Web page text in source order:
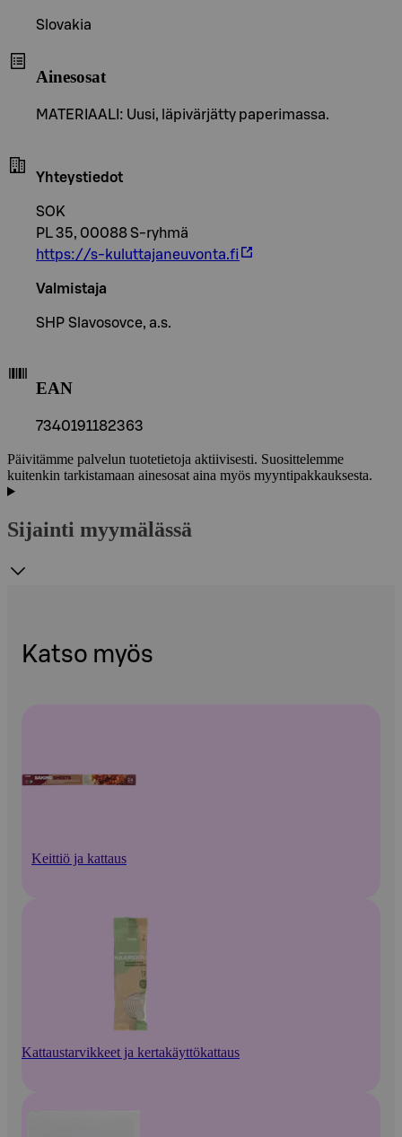
Slovakia
Ainesosat
MATERIAALI: Uusi, läpivärjätty paperimassa.
Yhteystiedot
SOK
PL 35, 00088 S-ryhmä
https://s-kuluttajaneuvonta.fi
Valmistaja
SHP Slavosovce, a.s.
EAN
7340191182363
Päivitämme palvelun tuotetietoja aktiivisesti. Suosittelemme
kuitenkin tarkistamaan ainesosat aina myös myyntipakkauksesta.
Sijainti myymälässä
Katso myös
Keittiö ja kattaus
Kattaustarvikkeet ja kertakäyttökattaus